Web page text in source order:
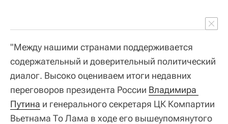
"Между нашими странами поддерживается
содержательный и доверительный политический
диалог. Высоко оцениваем итоги недавних
переговоров президента России Владимира
Путина и генерального секретаря ЦК Компартии
Вьетнама То Лама в ходе его вышеупомянутого